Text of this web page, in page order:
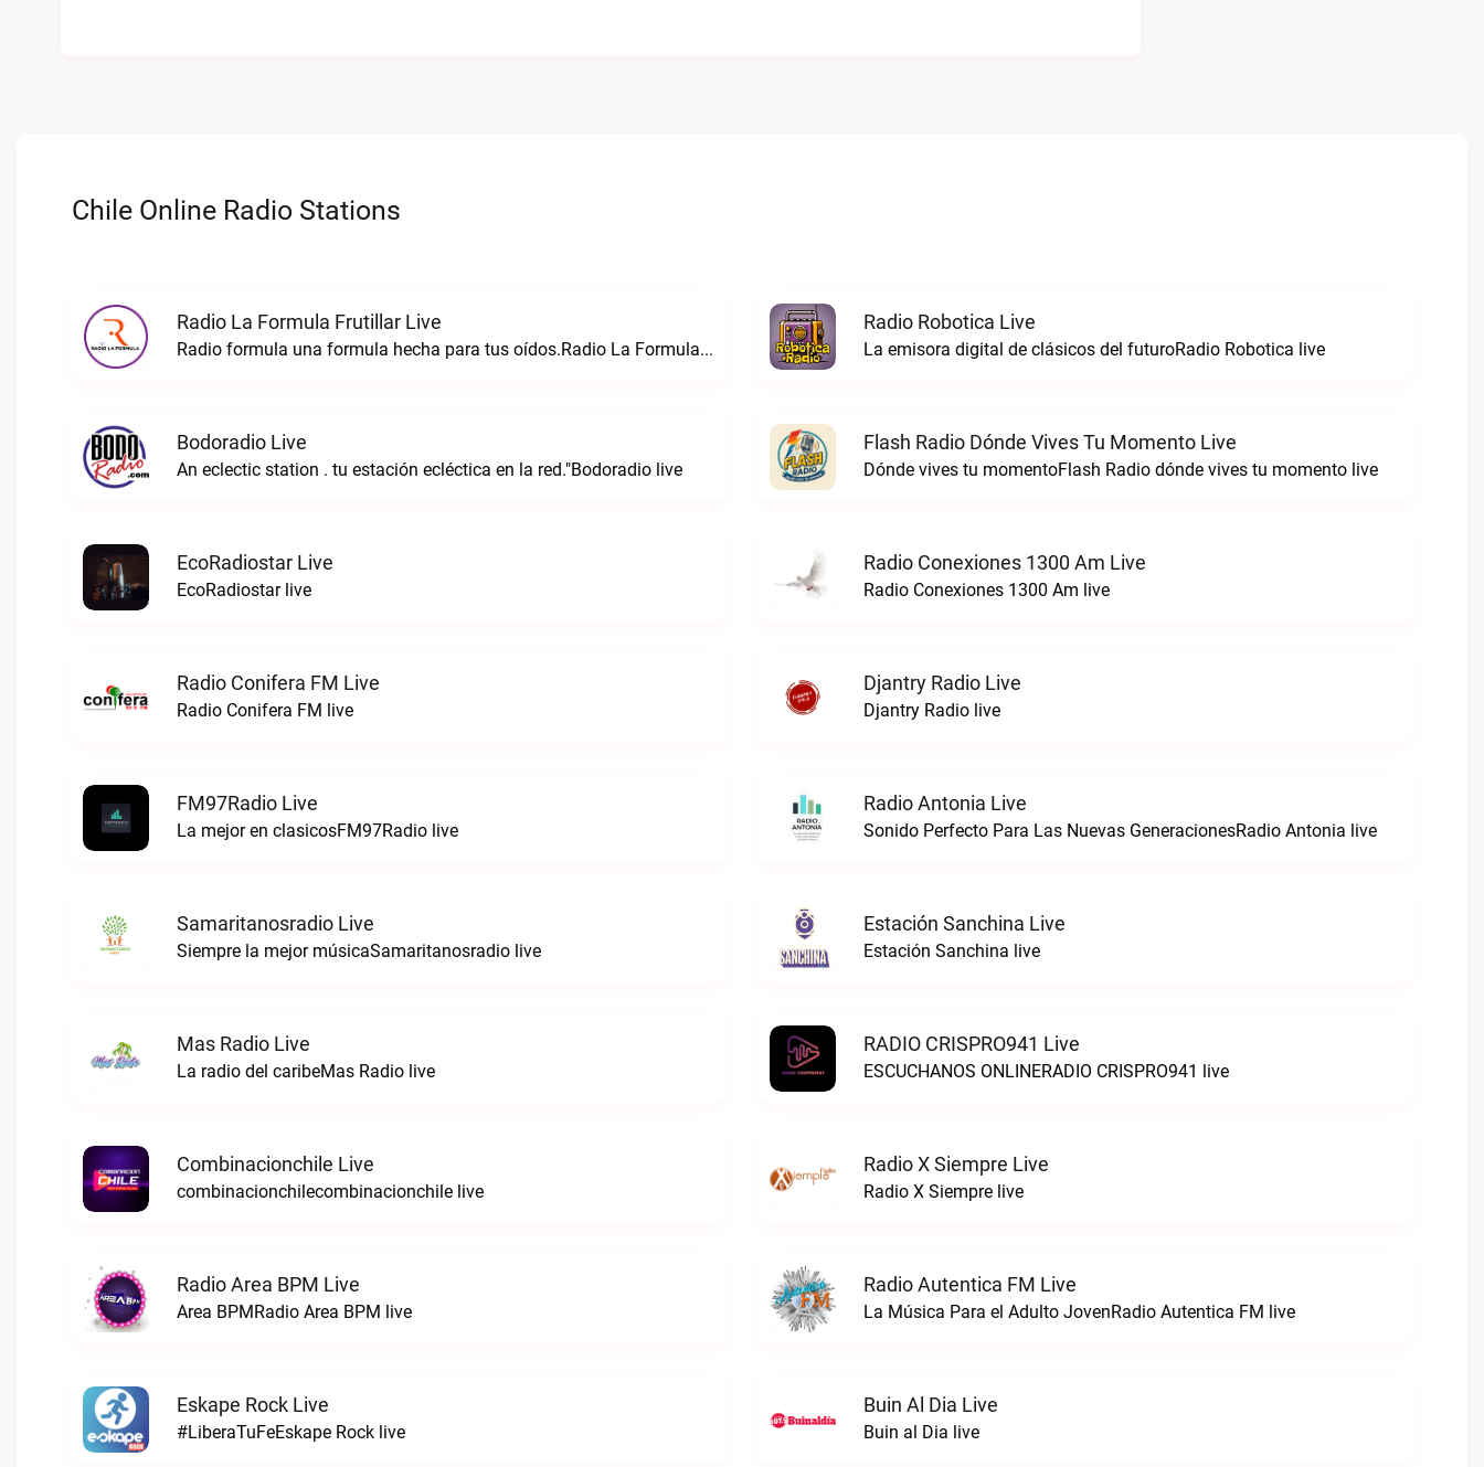
Chile Online Radio Stations
Radio La Formula Frutillar Live
Radio formula una formula hecha para tus oídos.Radio La Formula Frutillar live
Radio Robotica Live
La emisora digital de clásicos del futuroRadio Robotica live
Bodoradio Live
An eclectic station . tu estación ecléctica en la red."Bodoradio live
Flash Radio Dónde Vives Tu Momento Live
Dónde vives tu momentoFlash Radio dónde vives tu momento live
EcoRadiostar Live
EcoRadiostar live
Radio Conexiones 1300 Am Live
Radio Conexiones 1300 Am live
Radio Conifera FM Live
Radio Conifera FM live
Djantry Radio Live
Djantry Radio live
FM97Radio Live
La mejor en clasicosFM97Radio live
Radio Antonia Live
Sonido Perfecto Para Las Nuevas GeneracionesRadio Antonia live
Samaritanosradio Live
Siempre la mejor músicaSamaritanosradio live
Estación Sanchina Live
Estación Sanchina live
Mas Radio Live
La radio del caribeMas Radio live
RADIO CRISPRO941 Live
ESCUCHANOS ONLINERADIO CRISPRO941 live
Combinacionchile Live
combinacionchilecombinacionchile live
Radio X Siempre Live
Radio X Siempre live
Radio Area BPM Live
Area BPMRadio Area BPM live
Radio Autentica FM Live
La Música Para el Adulto JovenRadio Autentica FM live
Eskape Rock Live
#LiberaTuFeEskape Rock live
Buin Al Dia Live
Buin al Dia live